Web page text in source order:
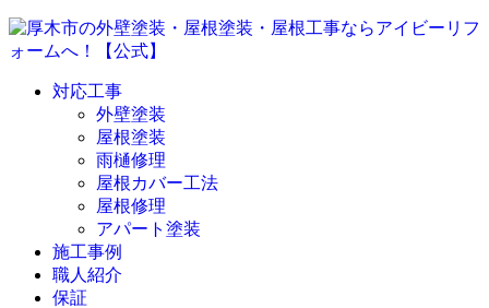
対応工事
外壁塗装
屋根塗装
雨樋修理
屋根カバー工法
屋根修理
アパート塗装
施工事例
職人紹介
保証